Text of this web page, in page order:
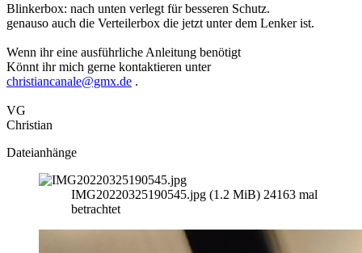
Blinkerbox: nach unten verlegt für besseren Schutz.
genauso auch die Verteilerbox die jetzt unter dem Lenker ist.
Wenn ihr eine ausführliche Anleitung benötigt
Könnt ihr mich gerne kontaktieren unter
christiancanale@gmx.de .
VG
Christian
Dateianhänge
IMG20220325190545.jpg (1.2 MiB) 24163 mal
betrachtet